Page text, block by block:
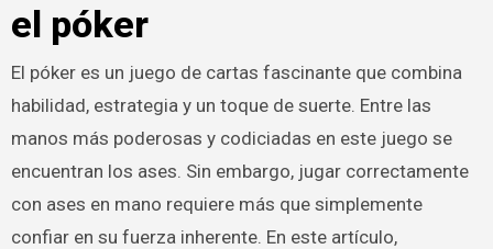
el póker
El póker es un juego de cartas fascinante que combina
habilidad, estrategia y un toque de suerte. Entre las
manos más poderosas y codiciadas en este juego se
encuentran los ases. Sin embargo, jugar correctamente
con ases en mano requiere más que simplemente
confiar en su fuerza inherente. En este artículo,